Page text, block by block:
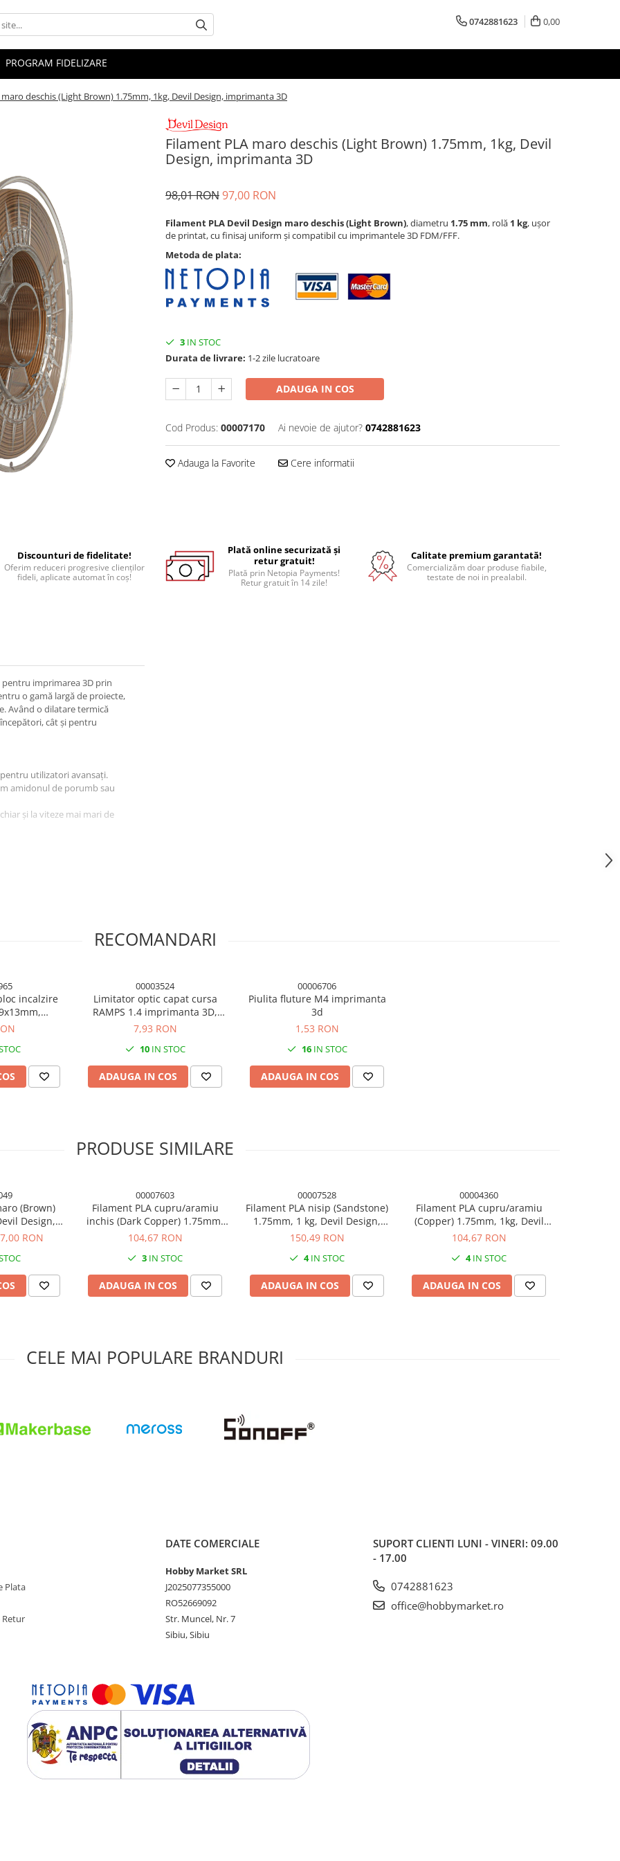
0742881623 0,00
PROGRAM FIDELIZARE
deschis (Light Brown) 1.75mm, 1kg, Devil Design, imprimanta 3D
Filament PLA maro deschis (Light Brown) 1.75mm, 1kg, Devil
Design, imprimanta 3D
98,01 RON97,00 RON
Filament PLA Devil Design maro deschis (Light Brown), diametru 1.75 mm, rolă 1 kg, ușor
de printat, cu finisaj uniform și compatibil cu imprimantele 3D FDM/FFF.
Metoda de plata:
3 IN STOC
Durata de livrare: 1-2 zile lucratoare
ADAUGA IN COS
Cod Produs: 00007170 Ai nevoie de ajutor? 0742881623
Adauga la Favorite Cere informatii
Discounturi de fidelitate!
Oferim reduceri progresive clienților
fideli, aplicate automat în coș!
Plată online securizată și
retur gratuit!
Plată prin Netopia Payments!
Retur gratuit în 14 zile!
Calitate premium garantată!
Comercializăm doar produse fiabile,
testate de noi in prealabil.
imprimarea 3D prin
o gamă largă de proiecte,
Având o dilatare termică
cât și pentru
utilizatori avansați.
amidonul de porumb sau
și la viteze mai mari de
mecanice reduse,
recomandate pentru
este de 1,4 kg.
RECOMANDARI
incalzire
3d
00003524
Limitator optic capat cursa
RAMPS 1.4 imprimanta 3D,
cablu 3 pini 50cm
7,93 RON
10IN STOC
ADAUGA IN COS
00006706
Piulita fluture M4 imprimanta
3d
1,53 RON
16IN STOC
ADAUGA IN COS
PRODUSE SIMILARE
(Brown)
Design,
3DRON
00007603
Filament PLA cupru/aramiu
inchis (Dark Copper) 1.75mm,
1kg, Devil Design, imprimanta
104,67 RON
3 IN STOC
ADAUGA IN COS
00007528
Filament PLA nisip (Sandstone)
1.75mm, 1 kg, Devil Design,
imprimanta 3D
150,49 RON
4IN STOC
ADAUGA IN COS
00004360
Filament PLA cupru/aramiu
(Copper) 1.75mm, 1kg, Devil
Design, imprimanta 3D
104,67 RON
4IN STOC
ADAUGA IN COS
CELE MAI POPULARE BRANDURI
Plata
Retur
DATE COMERCIALE
Hobby Market SRL
J2025077355000
RO52669092
Str. Muncel, Nr. 7
Sibiu, Sibiu
SUPORT CLIENTI LUNI - VINERI: 09.00
- 17.00
0742881623
office@hobbymarket.ro